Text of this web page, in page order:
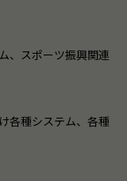
、スポーツ振興関連
各種システム、各種